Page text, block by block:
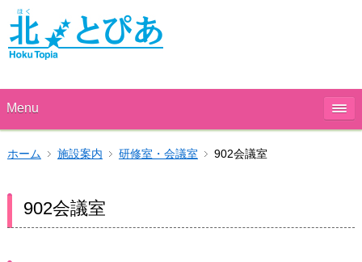
Menu
ホーム 施設案内 研修室・会議室 902会議室
902会議室